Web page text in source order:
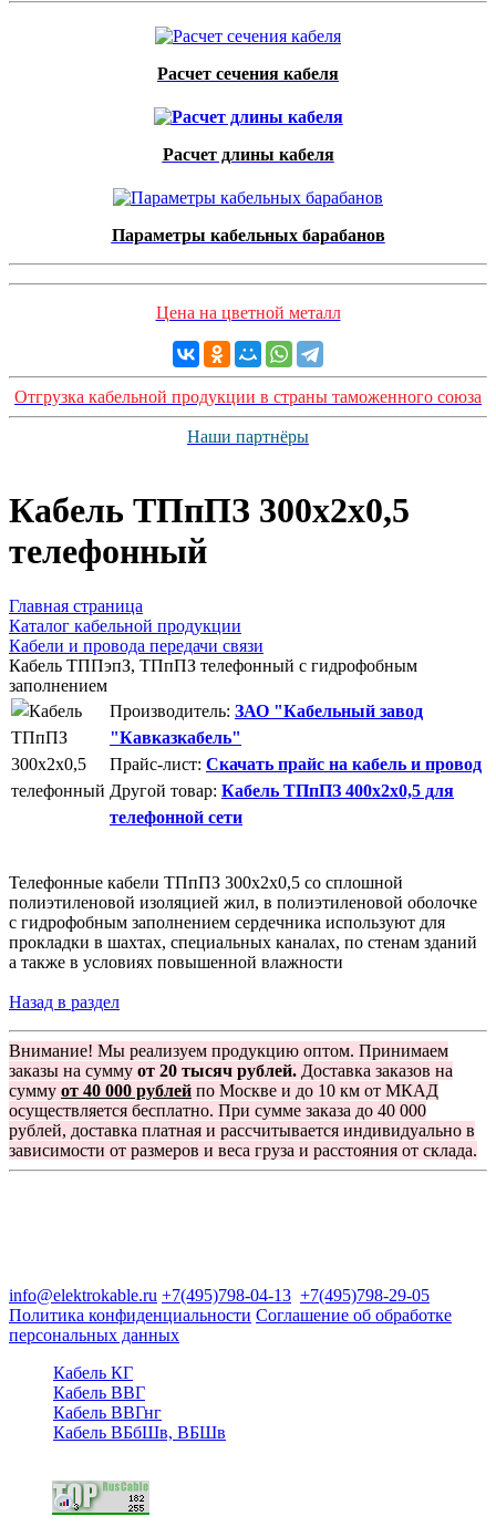
Расчет сечения кабеля
Расчет длины кабеля
Параметры кабельных барабанов
Цена на цветной металл
Отгрузка кабельной продукции в страны таможенного союза
Наши партнёры
Кабель ТПпПЗ 300x2x0,5
телефонный
Главная страница
Каталог кабельной продукции
Кабели и провода передачи связи
Кабель ТППэпЗ, ТПпПЗ телефонный с гидрофобным
заполнением
Производитель: ЗАО "Кабельный завод
"Кавказкабель"
Прайс-лист: Скачать прайс на кабель и провод
Другой товар: Кабель ТПпПЗ 400x2x0,5 для
телефонной сети
Телефонные кабели ТПпПЗ 300x2x0,5 со сплошной
полиэтиленовой изоляцией жил, в полиэтиленовой оболочке
с гидрофобным заполнением сердечника используют для
прокладки в шахтах, специальных каналах, по стенам зданий
а также в условиях повышенной влажности
Назад в раздел
Внимание! Мы реализуем продукцию оптом. Принимаем
заказы на сумму от 20 тысяч рублей. Доставка заказов на
сумму от 40 000 рублей по Москве и до 10 км от МКАД
осуществляется бесплатно. При сумме заказа до 40 000
рублей, доставка платная и рассчитывается индивидуально в
зависимости от размеров и веса груза и расстояния от склада.
info@elektrokable.ru +7(495)798-04-13 +7(495)798-29-05
Политика конфиденциальности Соглашение об обработке
персональных данных
Кабель КГ
Кабель ВВГ
Кабель ВВГнг
Кабель ВБбШв, ВБШв